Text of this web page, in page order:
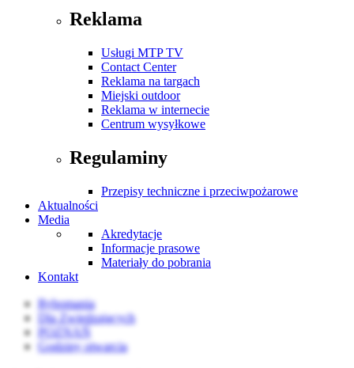
Reklama
Usługi MTP TV
Contact Center
Reklama na targach
Miejski outdoor
Reklama w internecie
Centrum wysyłkowe
Regulaminy
Przepisy techniczne i przeciwpożarowe
Aktualności
Media
Akredytacje
Informacje prasowe
Materiały do pobrania
Kontakt
Rybomania
Dla Zwiedzających
POZNAŃ
Godziny otwarcia